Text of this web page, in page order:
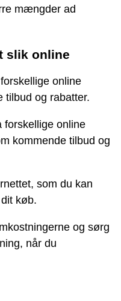
mængder ad
slik online
online
tilbud og rabatter.
forskellige online
kommende tilbud og
som du kan
køb.
og sørg
når du